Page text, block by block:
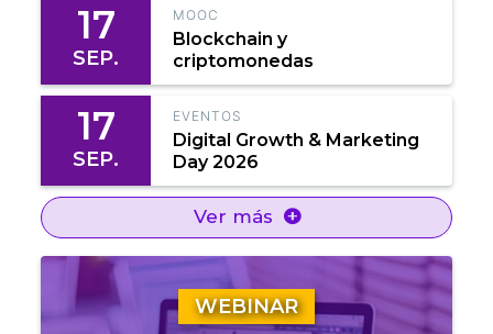
17
SEP.
MOOC
Blockchain y
criptomonedas
17
SEP.
EVENTOS
Digital Growth & Marketing
Day 2026
Ver más
WEBINAR